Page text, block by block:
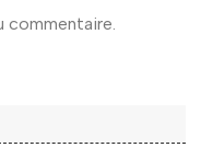
commentaire.